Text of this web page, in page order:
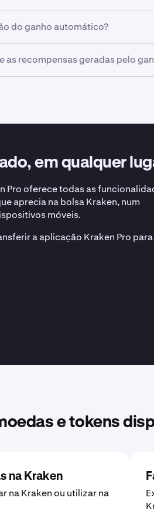
Termos de Serviço.
do ganho automático?
mais informações.
as recompensas geradas pelo
em qualquer
Pro oferece todas as
aprecia na bolsa Kraken, num
móveis.
a aplicação Kraken Pro
e tokens
na Kraken
na Kraken ou utilizar na